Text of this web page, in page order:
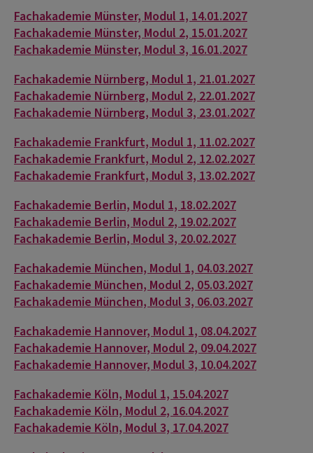
Fachakademie Münster, Modul 1, 14.01.2027
Fachakademie Münster, Modul 2, 15.01.2027
Fachakademie Münster, Modul 3, 16.01.2027
Fachakademie Nürnberg, Modul 1, 21.01.2027
Fachakademie Nürnberg, Modul 2, 22.01.2027
Fachakademie Nürnberg, Modul 3, 23.01.2027
Fachakademie Frankfurt, Modul 1, 11.02.2027
Fachakademie Frankfurt, Modul 2, 12.02.2027
Fachakademie Frankfurt, Modul 3, 13.02.2027
Fachakademie Berlin, Modul 1, 18.02.2027
Fachakademie Berlin, Modul 2, 19.02.2027
Fachakademie Berlin, Modul 3, 20.02.2027
Fachakademie München, Modul 1, 04.03.2027
Fachakademie München, Modul 2, 05.03.2027
Fachakademie München, Modul 3, 06.03.2027
Fachakademie Hannover, Modul 1, 08.04.2027
Fachakademie Hannover, Modul 2, 09.04.2027
Fachakademie Hannover, Modul 3, 10.04.2027
Fachakademie Köln, Modul 1, 15.04.2027
Fachakademie Köln, Modul 2, 16.04.2027
Fachakademie Köln, Modul 3, 17.04.2027